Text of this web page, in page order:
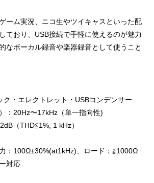
ーム実況、ニコ生やツイキャスといった配
ており、USB接続で手軽に使えるのが魅力
なボーカル録音や楽器録音として使うこと
・エレクトレット・USBコンデンサー
：20Hz〜17kHz（単一指向性)
（THD≦1%, 1 kHz）
：100Ω±30%(at1kHz)、ロード：≧1000Ω
対応